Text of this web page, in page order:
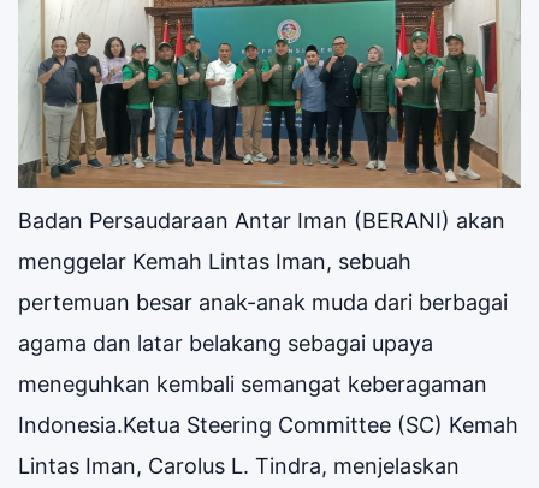
Badan Persaudaraan Antar Iman (BERANI) akan
menggelar Kemah Lintas Iman, sebuah
pertemuan besar anak-anak muda dari berbagai
agama dan latar belakang sebagai upaya
meneguhkan kembali semangat keberagaman
Indonesia.Ketua Steering Committee (SC) Kemah
Lintas Iman, Carolus L. Tindra, menjelaskan